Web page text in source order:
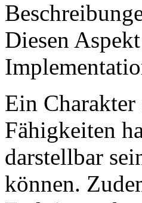
Diesen
Ein
Fähigkeiten
darstellbar
können.